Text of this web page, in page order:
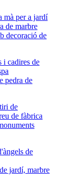
decoració de
pedra de
jardí, marbre